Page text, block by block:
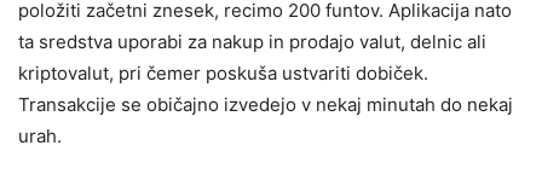
položiti začetni znesek, recimo 200 funtov. Aplikacija nato
ta sredstva uporabi za nakup in prodajo valut, delnic ali
kriptovalut, pri čemer poskuša ustvariti dobiček.
Transakcije se običajno izvedejo v nekaj minutah do nekaj
urah.